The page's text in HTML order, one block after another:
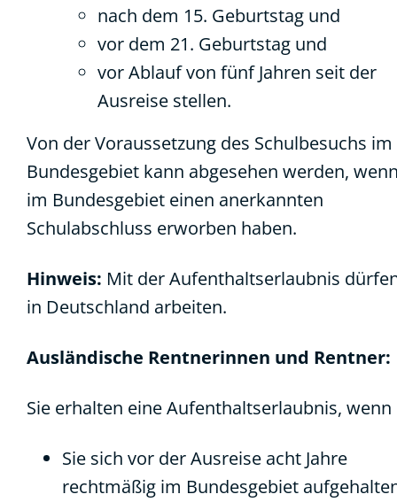
nach dem 15. Geburtstag und
vor dem 21. Geburtstag und
vor Ablauf von fünf Jahren seit der
Ausreise stellen.
Von der Voraussetzung des Schulbesuchs im
Bundesgebiet kann abgesehen werden,
im Bundesgebiet einen anerkannten
Schulabschluss erworben haben.
Hinweis: Mit der Aufenthaltserlaubnis
in Deutschland arbeiten.
Ausländische Rentnerinnen und Rentner:
Sie erhalten eine Aufenthaltserlaubnis, wenn
Sie sich vor der Ausreise acht Jahre
rechtmäßig im Bundesgebiet